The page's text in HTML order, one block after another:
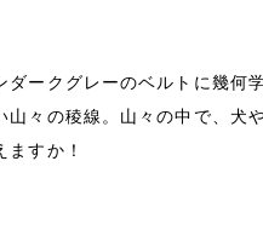
ダークグレーのベルトに幾何
山々の稜線。山々の中で、犬
ますか！